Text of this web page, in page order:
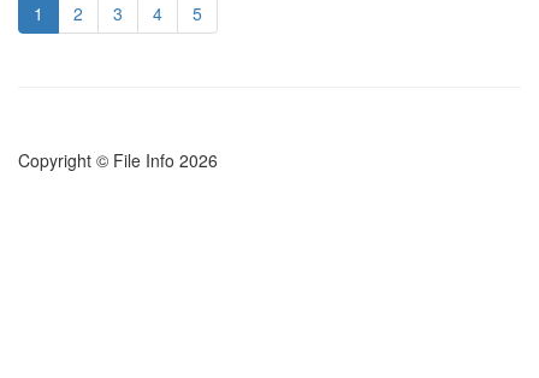
1 2 3 4 5
Copyright © File Info 2026